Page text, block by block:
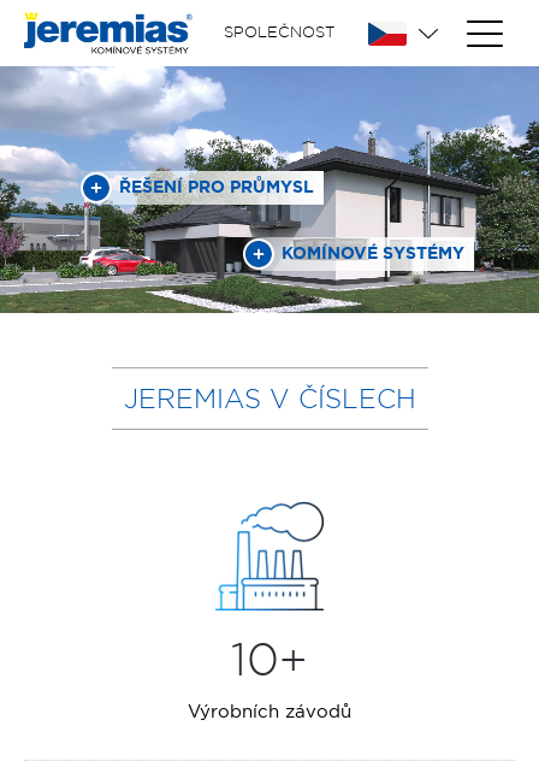
SPOLEČNOST
KOMÍNOVÉ SYSTÉMY
ŘEŠENÍ PRO PRŮMYSL
JEREMIAS V ČÍSLECH
10+
Výrobních závodů